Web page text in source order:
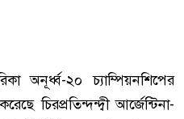
অনূর্ধ্ব-২০ চ্যাম্পিয়নশিপের
চিরপ্রতিন্দন্দ্বী আর্জেন্টিনা-